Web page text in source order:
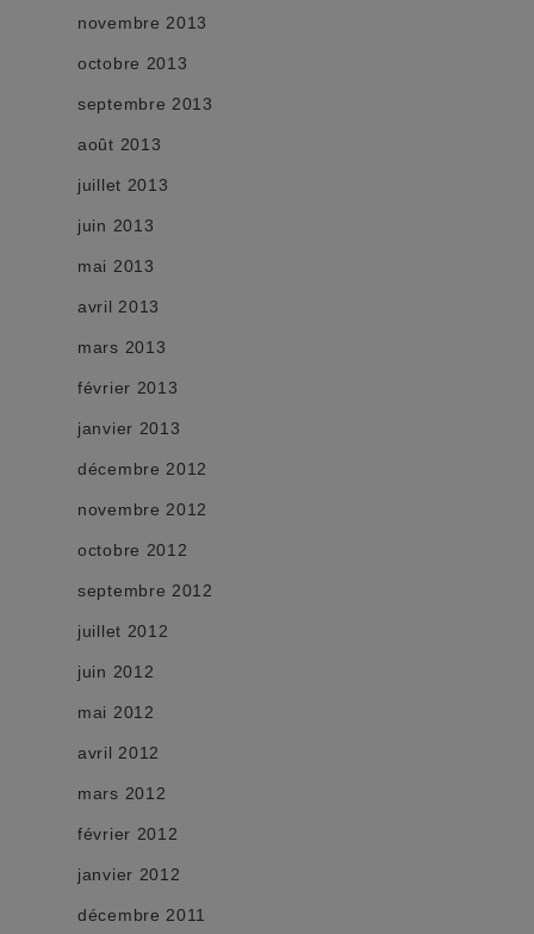
novembre 2013
octobre 2013
septembre 2013
août 2013
juillet 2013
juin 2013
mai 2013
avril 2013
mars 2013
février 2013
janvier 2013
décembre 2012
novembre 2012
octobre 2012
septembre 2012
juillet 2012
juin 2012
mai 2012
avril 2012
mars 2012
février 2012
janvier 2012
décembre 2011